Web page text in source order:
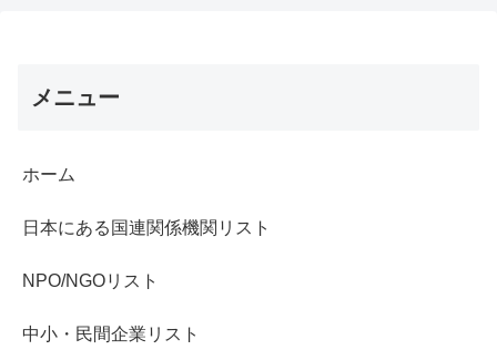
メニュー
ホーム
日本にある国連関係機関リスト
NPO/NGOリスト
中小・民間企業リスト